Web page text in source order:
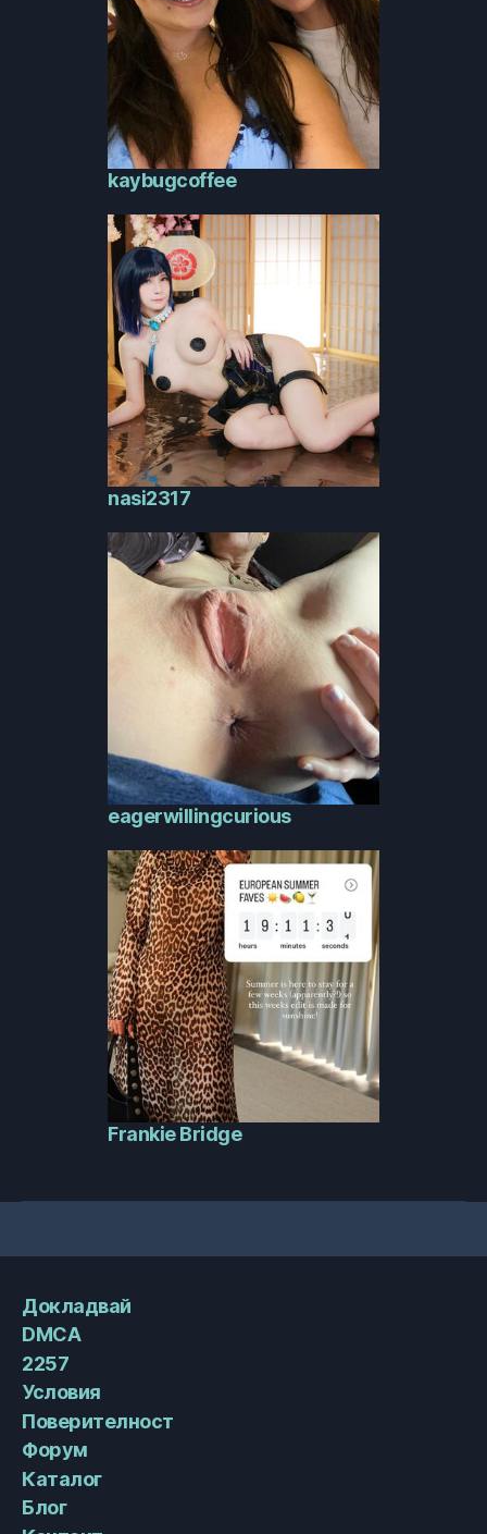
kaybugcoffee
nasi2317
eagerwillingcurious
Frankie Bridge
Докладвай
DMCA
2257
Условия
Поверителност
Форум
Каталог
Блог